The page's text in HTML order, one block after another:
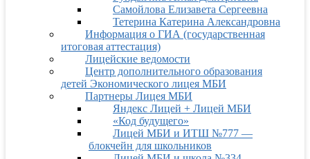
Самойлова Елизавета Сергеевна
Тетерина Катерина Александровна
Информация о ГИА (государственная
итоговая аттестация)
Лицейские ведомости
Центр дополнительного образования
детей Экономического лицея МБИ
Партнеры Лицея МБИ
Яндекс Лицей + Лицей МБИ
«Код будущего»
Лицей МБИ и ИТШ №777 —
блокчейн для школьников